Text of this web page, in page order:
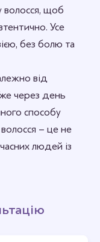
волосся, щоб
Усе
без болю та
від
через день
способу
– це не
людей із